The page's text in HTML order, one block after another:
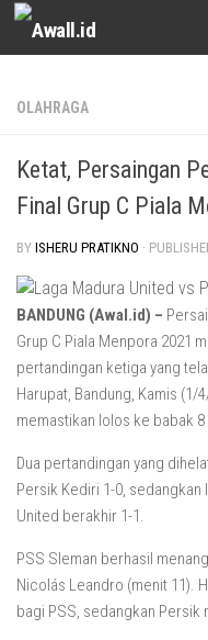
Skip to content
OLAHRAGA
Ketat, Persaingan
Final Grup C Piala
BY ISHERU PRATIKNO ·
BANDUNG (Awal.id) –
Grup C Piala Menpora 2021
pertandingan ketiga yang
Harupat, Bandung, Kamis (1/
memastikan lolos ke babak 8
Dua pertandingan yang
Persik Kediri 1-0, sedangkan
United berakhir 1-1.
PSS Sleman berhasil
Nicolás Leandro (menit 11).
bagi PSS, sedangkan Persik